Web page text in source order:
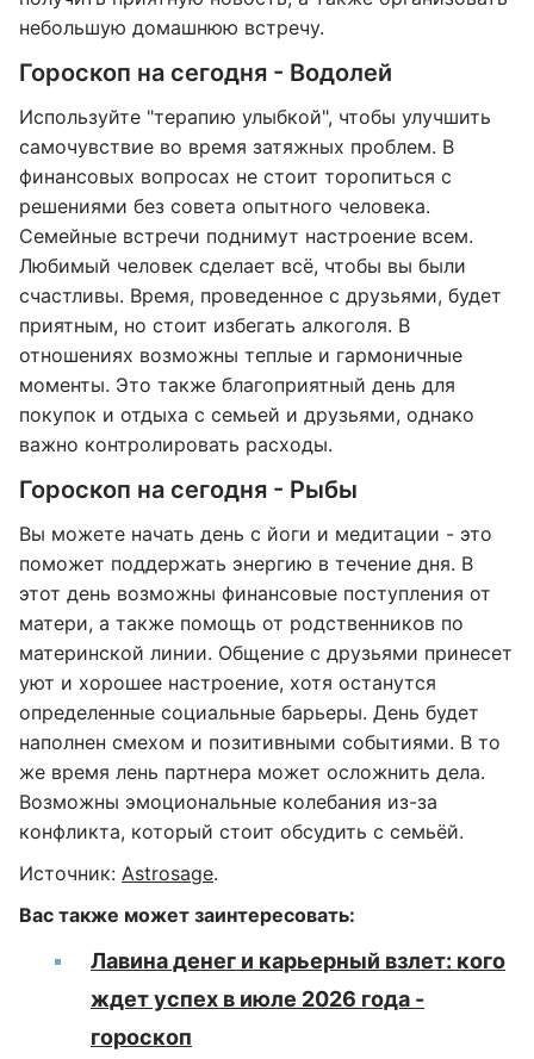
небольшую домашнюю встречу.
Гороскоп на сегодня - Водолей
Используйте "терапию улыбкой", чтобы улучшить
самочувствие во время затяжных проблем. В
финансовых вопросах не стоит торопиться с
решениями без совета опытного человека.
Семейные встречи поднимут настроение всем.
Любимый человек сделает всё, чтобы вы были
счастливы. Время, проведенное с друзьями, будет
приятным, но стоит избегать алкоголя. В
отношениях возможны теплые и гармоничные
моменты. Это также благоприятный день для
покупок и отдыха с семьей и друзьями, однако
важно контролировать расходы.
Гороскоп на сегодня - Рыбы
Вы можете начать день с йоги и медитации - это
поможет поддержать энергию в течение дня. В
этот день возможны финансовые поступления от
матери, а также помощь от родственников по
материнской линии. Общение с друзьями принесет
уют и хорошее настроение, хотя останутся
определенные социальные барьеры. День будет
наполнен смехом и позитивными событиями. В то
же время лень партнера может осложнить дела.
Возможны эмоциональные колебания из-за
конфликта, который стоит обсудить с семьёй.
Источник: Astrosage.
Вас также может заинтересовать:
Лавина денег и карьерный взлет: кого
ждет успех в июле 2026 года -
гороскоп